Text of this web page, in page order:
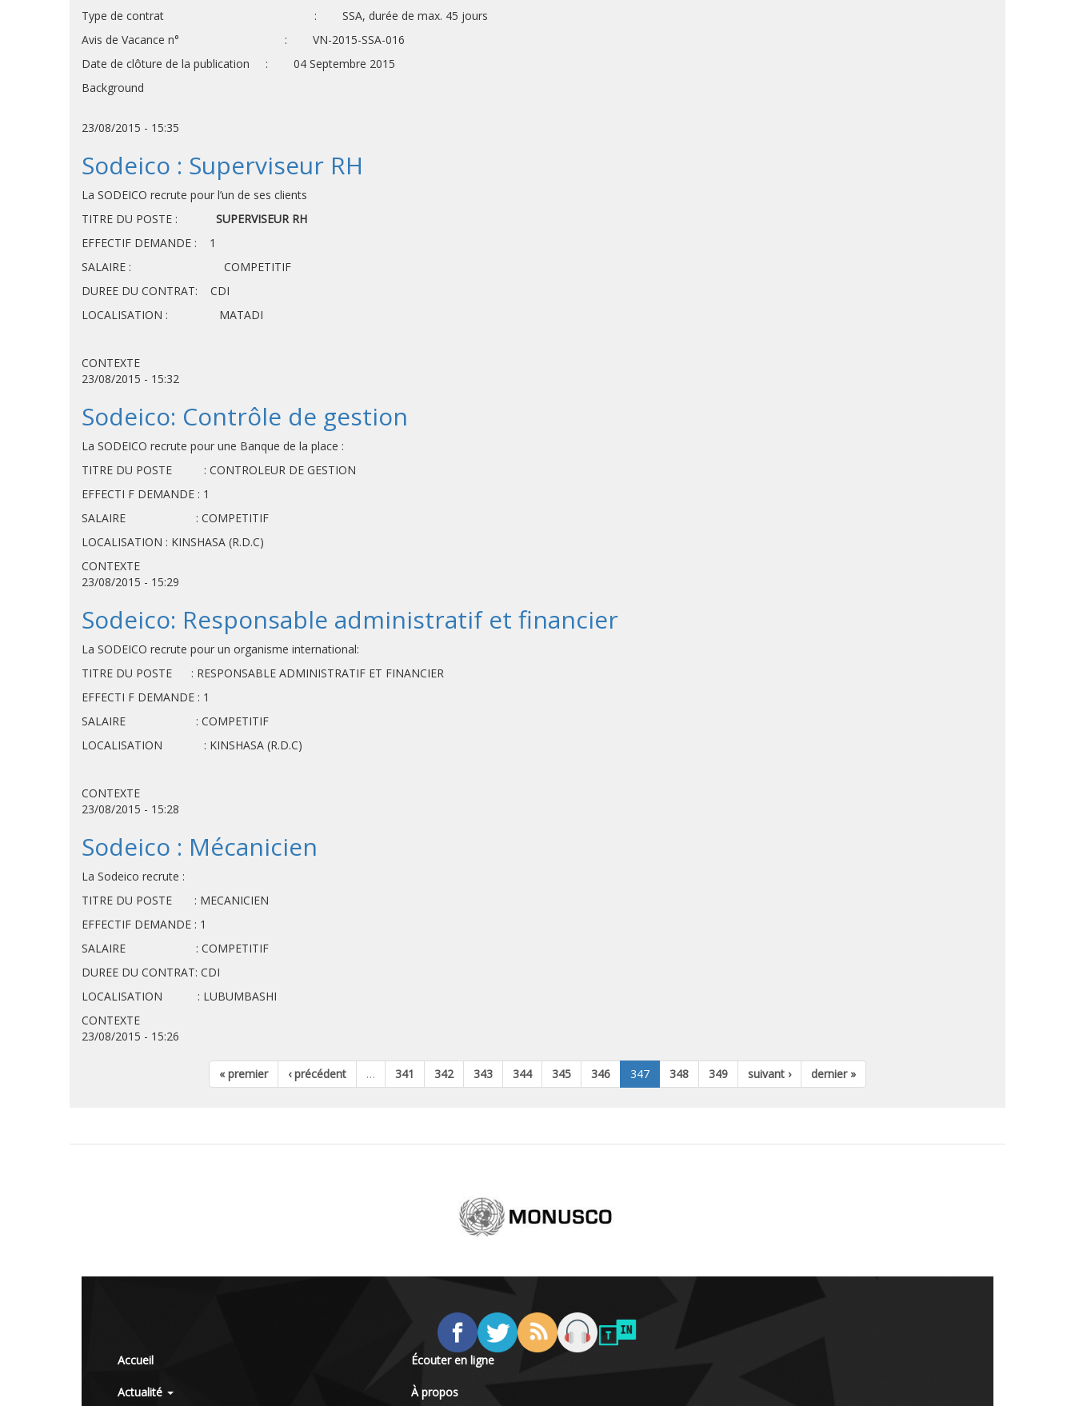
Type de contrat : SSA, durée de max. 45 jours
Avis de Vacance n° : VN-2015-SSA-016
Date de clôture de la publication : 04 Septembre 2015
Background
23/08/2015 - 15:35
Sodeico : Superviseur RH
La SODEICO recrute pour l’un de ses clients
TITRE DU POSTE : SUPERVISEUR RH
EFFECTIF DEMANDE : 1
SALAIRE : COMPETITIF
DUREE DU CONTRAT: CDI
LOCALISATION : MATADI
CONTEXTE
23/08/2015 - 15:32
Sodeico: Contrôle de gestion
La SODEICO recrute pour une Banque de la place :
TITRE DU POSTE : CONTROLEUR DE GESTION
EFFECTI F DEMANDE : 1
SALAIRE : COMPETITIF
LOCALISATION : KINSHASA (R.D.C)
CONTEXTE
23/08/2015 - 15:29
Sodeico: Responsable administratif et financier
La SODEICO recrute pour un organisme international:
TITRE DU POSTE : RESPONSABLE ADMINISTRATIF ET FINANCIER
EFFECTI F DEMANDE : 1
SALAIRE : COMPETITIF
LOCALISATION : KINSHASA (R.D.C)
CONTEXTE
23/08/2015 - 15:28
Sodeico : Mécanicien
La Sodeico recrute :
TITRE DU POSTE : MECANICIEN
EFFECTIF DEMANDE : 1
SALAIRE : COMPETITIF
DUREE DU CONTRAT: CDI
LOCALISATION : LUBUMBASHI
CONTEXTE
23/08/2015 - 15:26
« premier ‹ précédent … 341 342 343 344 345 346 347 348 349 suivant › dernier »
Accueil
Actualité
Écouter en ligne
À propos